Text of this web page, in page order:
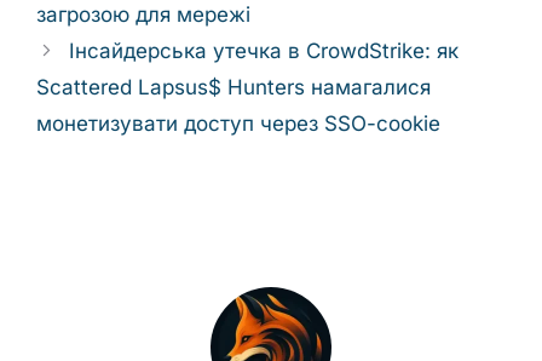
загрозою для мережі
Інсайдерська утечка в CrowdStrike: як
Scattered Lapsus$ Hunters намагалися
монетизувати доступ через SSO-cookie